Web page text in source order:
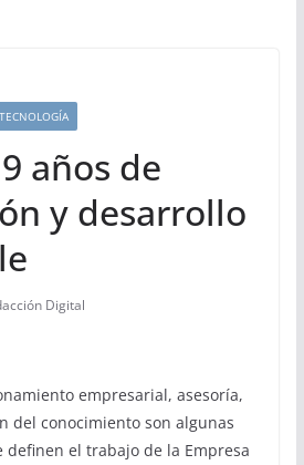
TECNOLOGÍA
años de
y desarrollo
Digital
empresarial, asesoría,
del conocimiento son algunas
definen el trabajo de la Empresa